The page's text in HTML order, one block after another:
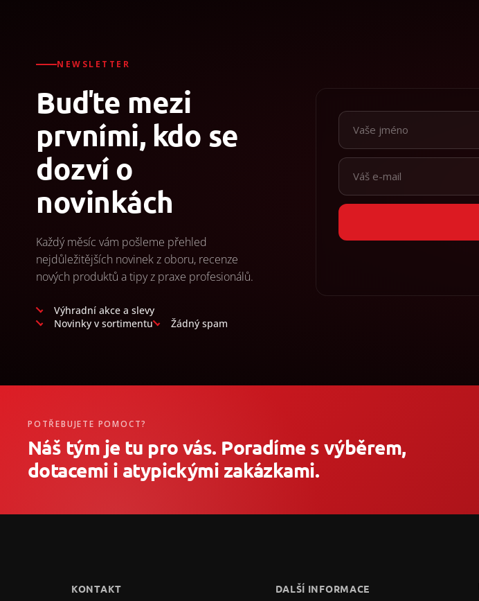
NEWSLETTER
Buďte mezi
prvními, kdo se
dozví o
novinkách
Každý měsíc vám pošleme přehled
nejdůležitějších novinek z oboru, recenze
nových produktů a tipy z praxe profesionálů.
Výhradní akce a slevy
Novinky v sortimentu
Žádný spam
POTŘEBUJETE POMOCT?
Náš tým je tu pro vás. Poradíme s výběrem,
dotacemi i atypickými zakázkami.
KONTAKT DALŠÍ INFORMACE